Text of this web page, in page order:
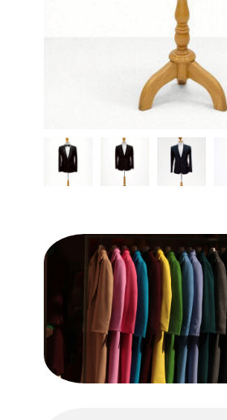
ลูกค้าที่ใช้บริการกับเรา
รีวิวจากลูกค้า
บทความแนะนำ
ตัวอย่างเสื้อสูทและเนื้อผ้า
ตัวอย่างเสื้อสูทตามโทนสี
ตัวอย่างเสื้อสูทตามรูปแบบ
คลังวิดีโอ